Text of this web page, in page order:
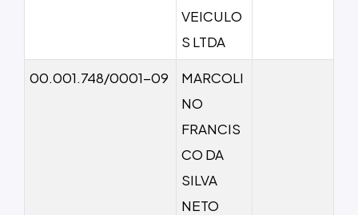
VEICULO
S LTDA
00.001.748/0001-09
MARCOLI
NO
FRANCIS
CO DA
SILVA
NETO